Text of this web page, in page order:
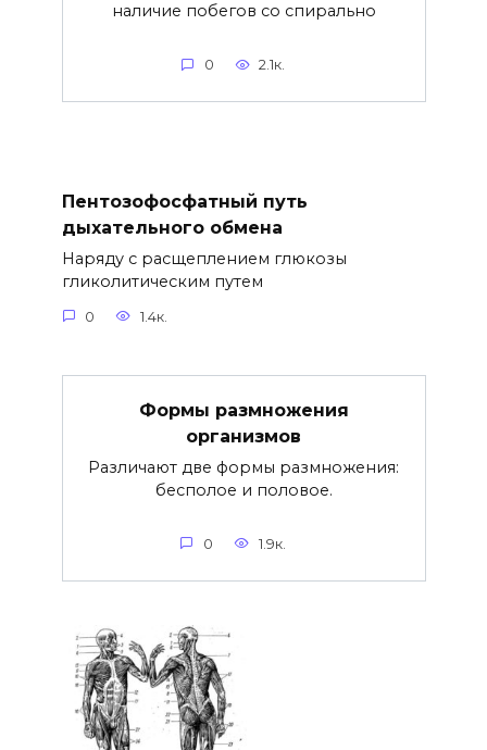
наличие побегов со спирально
0 2.1к.
Пентозофосфатный путь
дыхательного обмена
Наряду с расщеплением глюкозы
гликолитическим путем
0 1.4к.
Формы размножения
организмов
Различают две формы размножения:
бесполое и половое.
0 1.9к.